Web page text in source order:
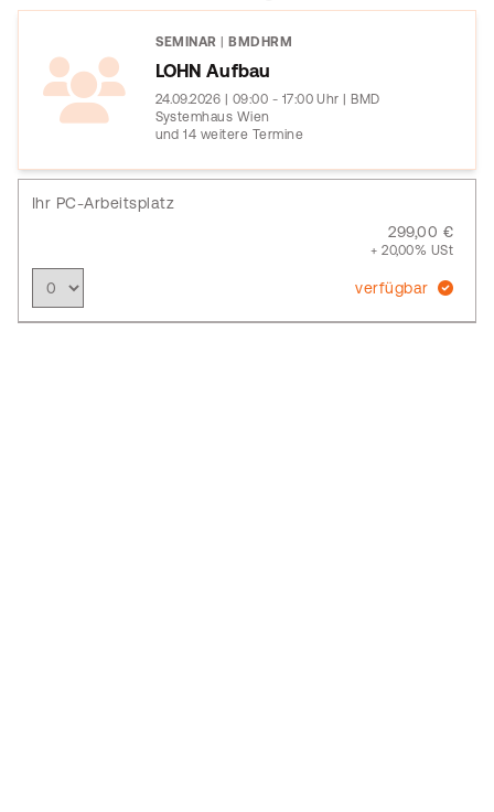
SEMINAR BMDHRM
LOHN Aufbau
24.09.2026 | 09:00 - 17:00 Uhr | BMD
Systemhaus Wien
und 14 weitere Termine
Ihr PC-Arbeitsplatz
299,00 €
+ 20,00% USt
verfügbar